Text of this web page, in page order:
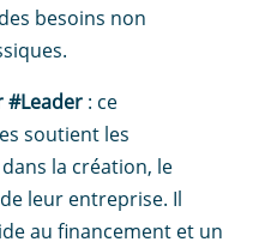
besoins non
#Leader : ce
soutient les
la création, le
leur entreprise. Il
au financement et un